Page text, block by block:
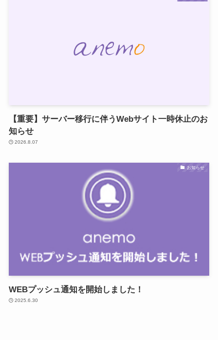
【重要】サーバー移行に伴うWebサイト一時休止のお
知らせ
2026.8.07
お知らせ
WEBプッシュ通知を開始しました！
2025.6.30